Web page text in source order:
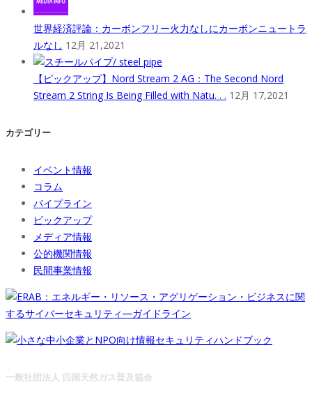
世界経済評論：カーボンフリー火力なしにカーボンニュートラ
ルなし 12月 21,2021
【ピックアップ】Nord Stream 2 AG：The Second Nord
Stream 2 String Is Being Filled with Natu. . . 12月 17,2021
カテゴリー
イベント情報
コラム
パイプライン
ピックアップ
メディア情報
公的機関情報
民間事業情報
一般社団法人 四国天然ガス普及協会